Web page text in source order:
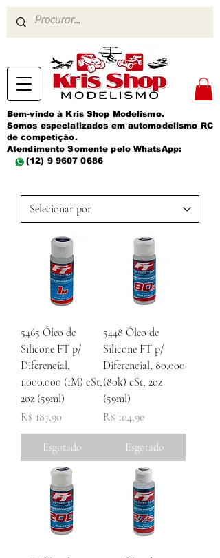
Bem-vindo à Kris Shop Modelismo.
Somos especializados em automodelismo RC
de competição.
Atendimento Somente pelo WhatsApp:
(12) 9 9607 0686
5465 Óleo de
Silicone FT p/
Diferencial,
1.000.000 (1M) cSt,
2oz (59ml)
Preço
R$ 187,90
Esgotado
5448 Óleo de
Silicone FT p/
Diferencial, 80.000
(80k) cSt, 2oz
(59ml)
Preço
R$ 104,90
Esgotado